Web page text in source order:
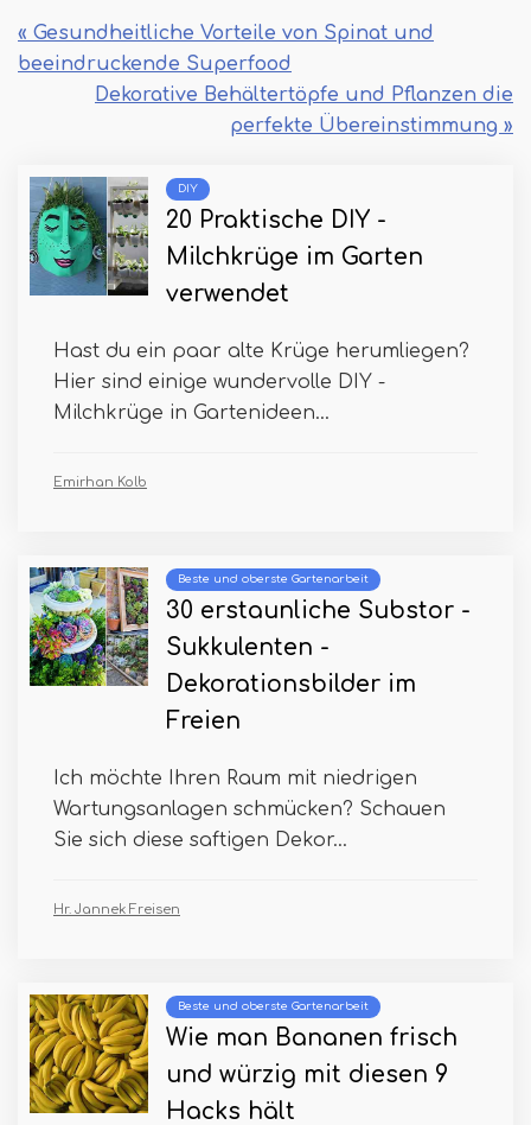
« Gesundheitliche Vorteile von Spinat und
beeindruckende Superfood
Dekorative Behältertöpfe und Pflanzen die
perfekte Übereinstimmung »
DIY
20 Praktische DIY -
Milchkrüge im Garten
verwendet
Hast du ein paar alte Krüge herumliegen?
Hier sind einige wundervolle DIY -
Milchkrüge in Gartenideen...
Emirhan Kolb
Beste und oberste Gartenarbeit
30 erstaunliche Substor -
Sukkulenten -
Dekorationsbilder im
Freien
Ich möchte Ihren Raum mit niedrigen
Wartungsanlagen schmücken? Schauen
Sie sich diese saftigen Dekor...
Hr. Jannek Freisen
Beste und oberste Gartenarbeit
Wie man Bananen frisch
und würzig mit diesen 9
Hacks hält